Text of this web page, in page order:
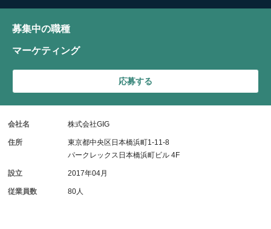
募集中の職種
マーケティング
応募する
会社名 株式会社GIG
住所
東京都中央区日本橋浜町1-11-8
パークレックス日本橋浜町ビル 4F
設立 2017年04月
従業員数 80人